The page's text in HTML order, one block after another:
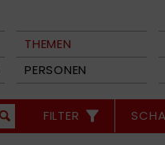
THEMEN
PERSONEN
FILTER